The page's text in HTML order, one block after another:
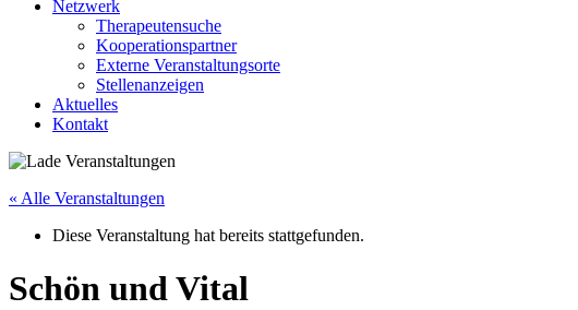
Netzwerk
Therapeutensuche
Kooperationspartner
Externe Veranstaltungsorte
Stellenanzeigen
Aktuelles
Kontakt
« Alle Veranstaltungen
Diese Veranstaltung hat bereits stattgefunden.
Schön und Vital